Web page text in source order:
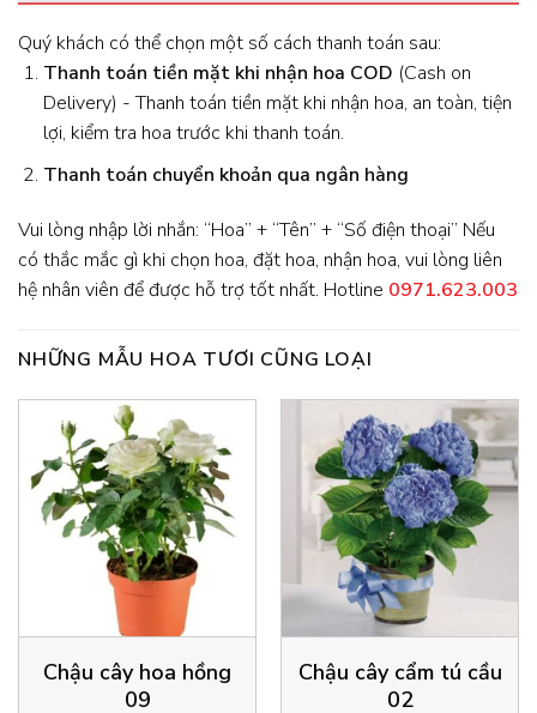
Quý khách có thể chọn một số cách thanh toán sau:
Thanh toán tiền mặt khi nhận hoa COD (Cash on
Delivery) - Thanh toán tiền mặt khi nhận hoa, an toàn, tiện
lợi, kiểm tra hoa trước khi thanh toán.
Thanh toán chuyển khoản qua ngân hàng
Vui lòng nhập lời nhắn: “Hoa” + “Tên” + “Số điện thoại” Nếu
có thắc mắc gì khi chọn hoa, đặt hoa, nhận hoa, vui lòng liên
hệ nhân viên để được hỗ trợ tốt nhất. Hotline 0971.623.003
NHỮNG MẪU HOA TƯƠI CŨNG LOẠI
Chậu cây hoa hồng
09
Chậu cây cẩm tú cầu
02